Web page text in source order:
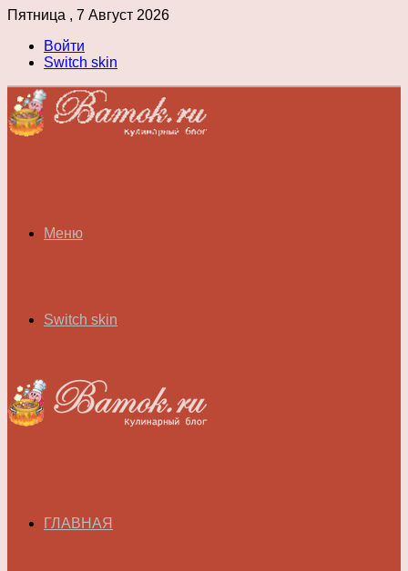
Пятница , 7 Август 2026
Войти
Switch skin
Меню
Switch skin
ГЛАВНАЯ